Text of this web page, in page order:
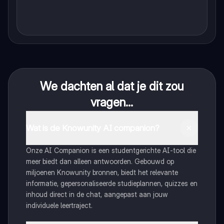
We dachten al dat je dit zou
vragen...
Onze AI Companion is een studentgerichte AI-tool die
meer biedt dan alleen antwoorden. Gebouwd op
miljoenen Knowunity bronnen, biedt het relevante
informatie, gepersonaliseerde studieplannen, quizzes en
inhoud direct in de chat, aangepast aan jouw
individuele leertraject.